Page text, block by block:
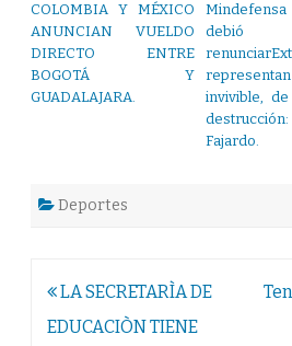
COLOMBIA Y MÉXICO
ANUNCIAN VUELDO
DIRECTO ENTRE
BOGOTÁ Y
GUADALAJARA.
debió
invivible,
Fajardo.
Deportes
Navegación
de
LA SECRETARÌA DE
EDUCACIÒN TIENE